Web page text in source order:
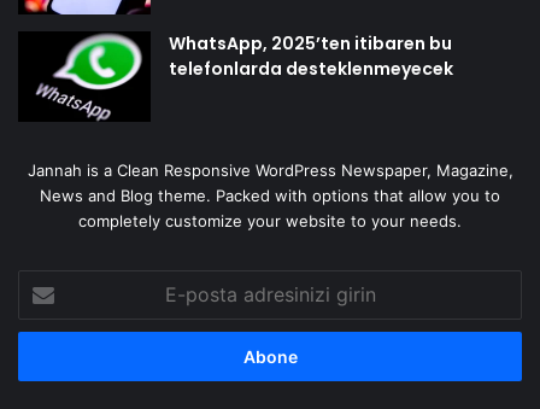
WhatsApp, 2025’ten itibaren bu
telefonlarda desteklenmeyecek
Jannah is a Clean Responsive WordPress Newspaper, Magazine,
News and Blog theme. Packed with options that allow you to
completely customize your website to your needs.
posta
adresinizi